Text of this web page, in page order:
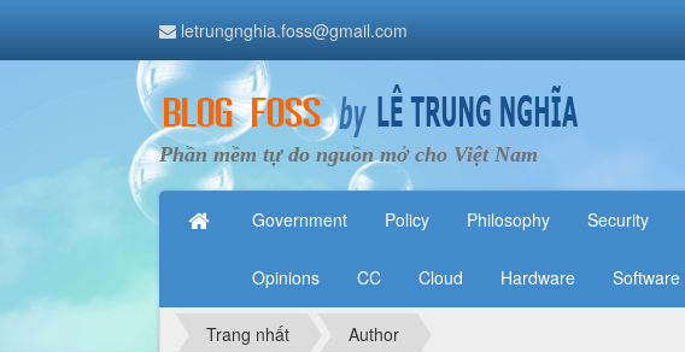
letrungnghia.foss@gmail.com
Phần mềm tự do nguồn mở cho Việt Nam
Government Policy Philosophy Security
Opinions CC Cloud Hardware Software
Trang nhất Author